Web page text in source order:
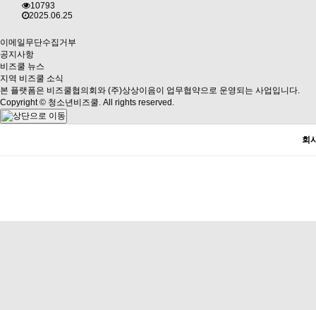
10793
2025.06.25
이메일무단수집거부
공지사항
비즈쿨 뉴스
지역 비즈쿨 소식
본 플랫폼은 비즈쿨협의회와 (주)상상이음이 업무협약으로 운영되는 사업입니다.
Copyright © 청소년비즈쿨. All rights reserved.
회